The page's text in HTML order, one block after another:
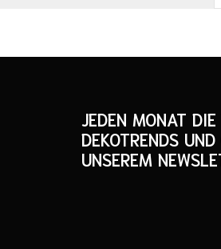
JEDEN MONAT DIE
DEKOTRENDS
UNSEREM